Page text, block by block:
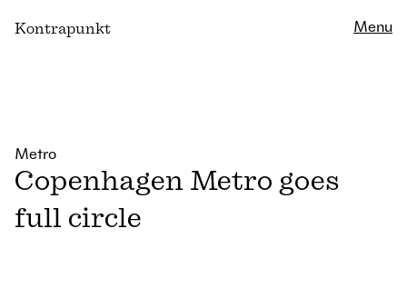
Kontrapunkt
Menu
Metro
Copenhagen Metro goes
full circle